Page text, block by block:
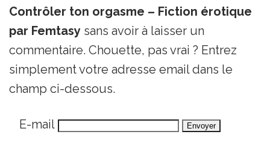
Contrôler ton orgasme – Fiction érotique
par Femtasy sans avoir à laisser un
commentaire. Chouette, pas vrai ? Entrez
simplement votre adresse email dans le
champ ci-dessous.
E-mail